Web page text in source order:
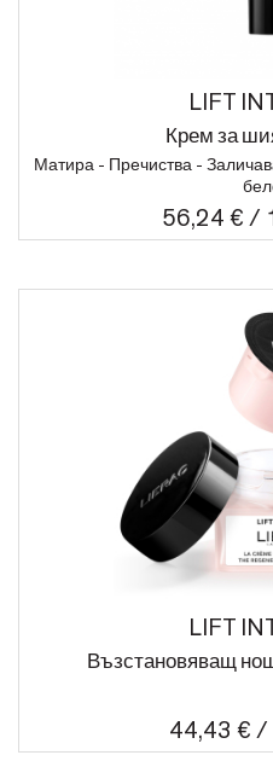
LIFT
Крем за
Матира - Пречиства -
56,24 € /
LIFT
Възстановяващ
44,43 € /